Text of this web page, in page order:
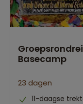
Basecamp
23 dagen
11-daagse